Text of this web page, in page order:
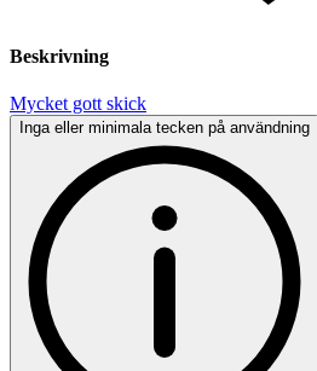
Beskrivning
Mycket gott skick
Inga eller minimala tecken på användning